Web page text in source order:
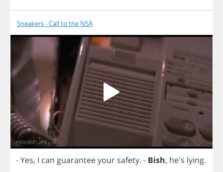
Sneakers - Call to the NSA
-Yes, I can guaranteeyour safety. - Bish, he's lying.